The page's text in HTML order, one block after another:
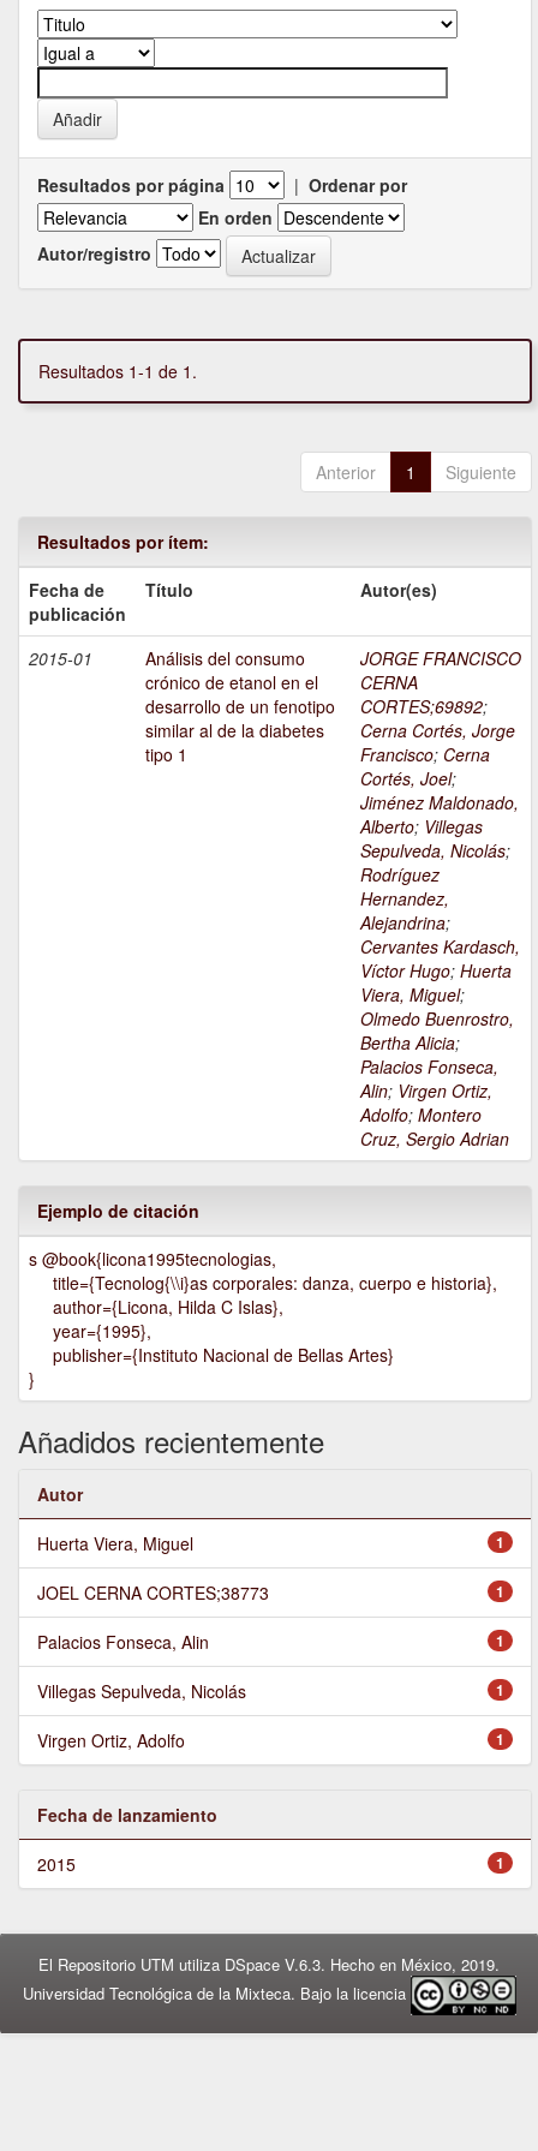
Resultados por página | Ordenar por
En orden
Autor/registro
Resultados 1-1 de 1.
Anterior 1 Siguiente
Resultados por ítem:
Fecha de
publicación
Título Autor(es)
2015-01
Análisis del consumo
crónico de etanol en el
desarrollo de un fenotipo
similar al de la diabetes
tipo 1
JORGE FRANCISCO
CERNA
CORTES;69892;
Cerna Cortés, Jorge
Francisco; Cerna
Cortés, Joel;
Jiménez Maldonado,
Alberto; Villegas
Sepulveda, Nicolás;
Rodríguez
Hernandez,
Alejandrina;
Cervantes Kardasch,
Víctor Hugo; Huerta
Viera, Miguel;
Olmedo Buenrostro,
Bertha Alicia;
Palacios Fonseca,
Alin; Virgen Ortiz,
Adolfo; Montero
Cruz, Sergio Adrian
Ejemplo de citación
s @book{licona1995tecnologias,
title={Tecnolog{\\i}as corporales: danza, cuerpo e historia},
author={Licona, Hilda C Islas},
year={1995},
publisher={Instituto Nacional de Bellas Artes}
}
Añadidos recientemente
Autor
1
Huerta Viera, Miguel
1
JOEL CERNA CORTES;38773
1
Palacios Fonseca, Alin
1
Villegas Sepulveda, Nicolás
1
Virgen Ortiz, Adolfo
Fecha de lanzamiento
1
2015
El Repositorio UTM utiliza DSpace V.6.3. Hecho en México, 2019.
Universidad Tecnológica de la Mixteca. Bajo la licencia